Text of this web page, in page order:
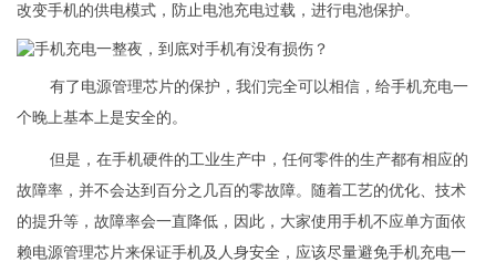
改变手机的供电模式，防止电池充电过载，进行电池保护。
有了电源管理芯片的保护，我们完全可以相信，给手机充电一
个晚上基本上是安全的。
但是，在手机硬件的工业生产中，任何零件的生产都有相应的
故障率，并不会达到百分之几百的零故障。随着工艺的优化、技术
的提升等，故障率会一直降低，因此，大家使用手机不应单方面依
赖电源管理芯片来保证手机及人身安全，应该尽量避免手机充电一